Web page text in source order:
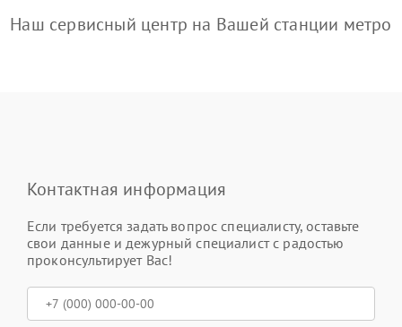
Наш сервисный центр на Вашей станции метро
Контактная информация
Если требуется задать вопрос специалисту, оставьте
свои данные и дежурный специалист с радостью
проконсультирует Вас!